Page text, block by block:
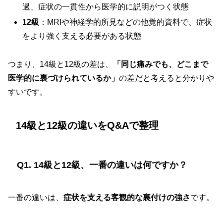
過、症状の一貫性から医学的に説明がつく状態
12級 ：MRIや神経学的所見などの他覚的資料で、症状
をより強く支える必要がある状態
つまり、14級と12級の差は、
「同じ痛みでも、どこまで
医学的に裏づけられているか」 の差だと考えると分かりや
すいです。
14級と12級の違いをQ&Aで整理
Q1. 14級と12級、一番の違いは何ですか？
一番の違いは、 症状を支える客観的な裏付けの強さです。